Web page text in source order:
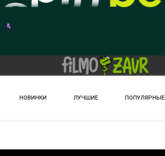
НОВИНКИ ЛУЧШИЕ ПОПУЛЯРНЫЕ